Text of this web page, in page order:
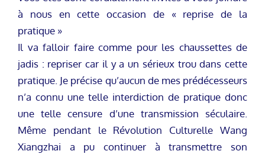
à nous en cette occasion de « reprise de la
pratique »
Il va falloir faire comme pour les chaussettes de
jadis : repriser car il y a un sérieux trou dans cette
pratique. Je précise qu’aucun de mes prédécesseurs
n’a connu une telle interdiction de pratique donc
une telle censure d’une transmission séculaire.
Même pendant le Révolution Culturelle Wang
Xiangzhai a pu continuer à transmettre son